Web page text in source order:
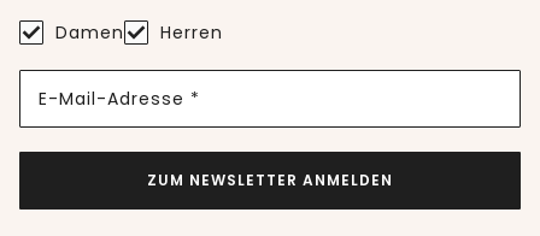
Damen Herren
E-Mail-Adresse *
ZUM NEWSLETTER ANMELDEN